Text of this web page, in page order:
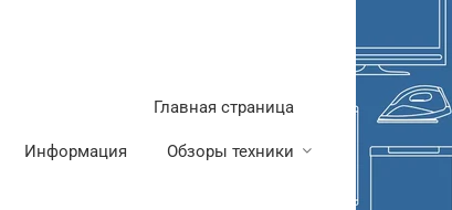
Главная страница
Информация Обзоры техники